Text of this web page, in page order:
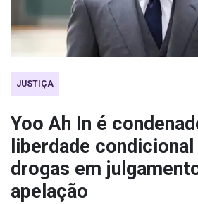
JUSTIÇA
Yoo Ah In é
liberdade
drogas em
apelação